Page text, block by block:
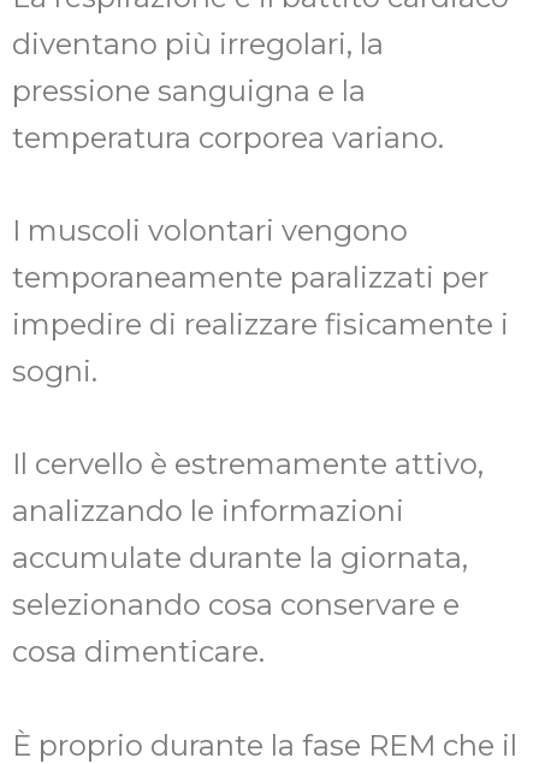
diventano più irregolari, la
pressione sanguigna e la
temperatura corporea variano.
I muscoli volontari vengono
temporaneamente paralizzati per
impedire di realizzare fisicamente i
sogni.
Il cervello è estremamente attivo,
analizzando le informazioni
accumulate durante la giornata,
selezionando cosa conservare e
cosa dimenticare.
È proprio durante la fase REM che il